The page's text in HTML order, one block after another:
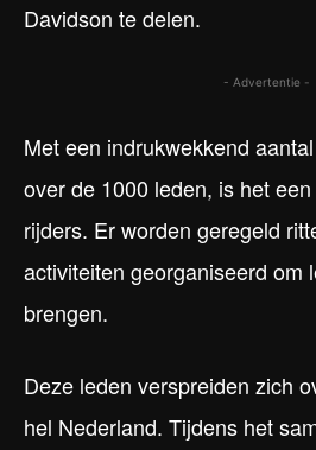
Davidson te delen.
- Advertentie -
Met een indrukwekkend
over de 1000 leden, is het
rijders. Er worden geregeld
activiteiten georganiseerd om
brengen.
Deze leden verspreiden zich
hel Nederland. Tijdens het